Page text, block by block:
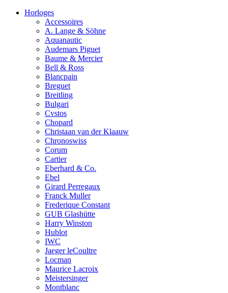
Horloges
Accessoires
A. Lange & Söhne
Aquanautic
Audemars Piguet
Baume & Mercier
Bell & Ross
Blancpain
Breguet
Breitling
Bulgari
Cvstos
Chopard
Christaan van der Klaauw
Chronoswiss
Corum
Cartier
Eberhard & Co.
Ebel
Girard Perregaux
Franck Muller
Frederique Constant
GUB Glashütte
Harry Winston
Hublot
IWC
Jaeger leCoultre
Locman
Maurice Lacroix
Meistersinger
Montblanc